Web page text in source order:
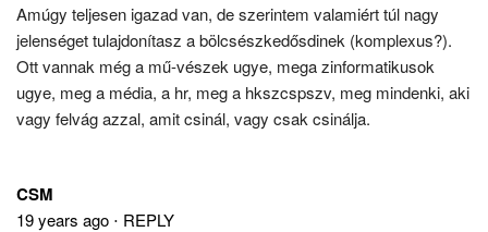
Amúgy teljesen igazad van, de szerintem valamiért túl nagy
jelenséget tulajdonítasz a bölcsészkedősdinek (komplexus?).
Ott vannak még a mű-vészek ugye, mega zinformatikusok
ugye, meg a média, a hr, meg a hkszcspszv, meg mindenki, aki
vagy felvág azzal, amit csinál, vagy csak csinálja.
CSM
19 years ago ⋅ REPLY